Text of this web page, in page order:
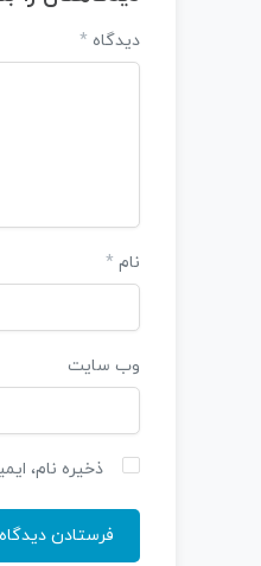
دیدگاه *
نام *
وب‌ سایت
ذخیره نام،